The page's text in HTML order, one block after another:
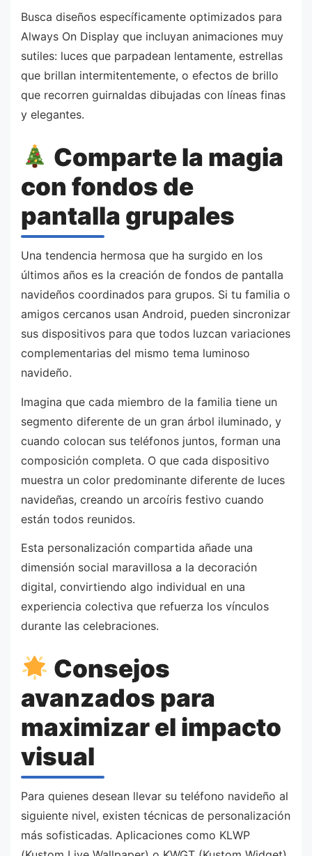
Busca diseños específicamente optimizados para
Always On Display que incluyan animaciones muy
sutiles: luces que parpadean lentamente, estrellas
que brillan intermitentemente, o efectos de brillo
que recorren guirnaldas dibujadas con líneas finas
y elegantes.
Comparte la magia
con fondos de
pantalla grupales
Una tendencia hermosa que ha surgido en los
últimos años es la creación de fondos de pantalla
navideños coordinados para grupos. Si tu familia o
amigos cercanos usan Android, pueden sincronizar
sus dispositivos para que todos luzcan variaciones
complementarias del mismo tema luminoso
navideño.
Imagina que cada miembro de la familia tiene un
segmento diferente de un gran árbol iluminado, y
cuando colocan sus teléfonos juntos, forman una
composición completa. O que cada dispositivo
muestra un color predominante diferente de luces
navideñas, creando un arcoíris festivo cuando
están todos reunidos.
Esta personalización compartida añade una
dimensión social maravillosa a la decoración
digital, convirtiendo algo individual en una
experiencia colectiva que refuerza los vínculos
durante las celebraciones.
Consejos
avanzados para
maximizar el impacto
visual
Para quienes desean llevar su teléfono navideño al
siguiente nivel, existen técnicas de personalización
más sofisticadas. Aplicaciones como KLWP